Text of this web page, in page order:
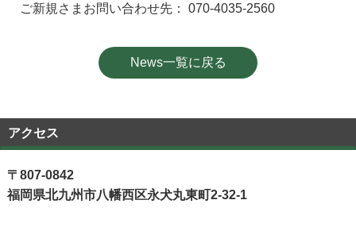
ご新規さまお問い合わせ先： 070-4035-2560
News一覧に戻る
アクセス
〒807-0842
福岡県北九州市八幡西区永犬丸東町2-32-1